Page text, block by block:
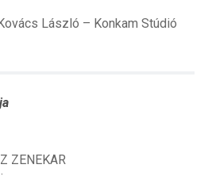
László – Konkam Stúdió
ZENEKAR